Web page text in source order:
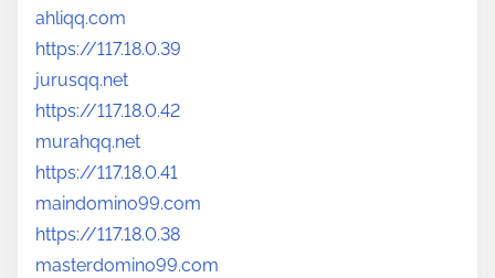
ahliqq.com
https://117.18.0.39
jurusqq.net
https://117.18.0.42
murahqq.net
https://117.18.0.41
maindomino99.com
https://117.18.0.38
masterdomino99.com